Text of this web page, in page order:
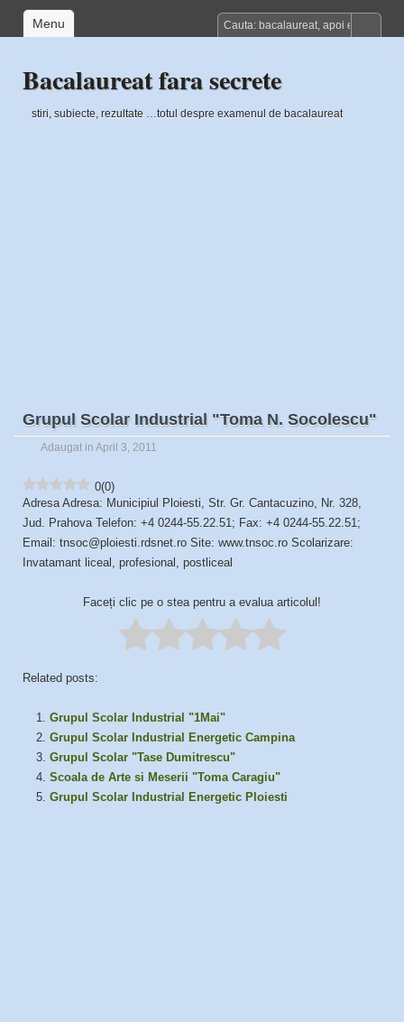
Menu
Bacalaureat fara secrete
stiri, subiecte, rezultate …totul despre examenul de bacalaureat
Grupul Scolar Industrial "Toma N. Socolescu"
Adaugat in April 3, 2011
0(0)
Adresa Adresa: Municipiul Ploiesti, Str. Gr. Cantacuzino, Nr. 328,
Jud. Prahova Telefon: +4 0244-55.22.51; Fax: +4 0244-55.22.51;
Email: tnsoc@ploiesti.rdsnet.ro Site: www.tnsoc.ro Scolarizare:
Invatamant liceal, profesional, postliceal
Faceți clic pe o stea pentru a evalua articolul!
Related posts:
Grupul Scolar Industrial "1Mai"
Grupul Scolar Industrial Energetic Campina
Grupul Scolar "Tase Dumitrescu"
Scoala de Arte si Meserii "Toma Caragiu"
Grupul Scolar Industrial Energetic Ploiesti